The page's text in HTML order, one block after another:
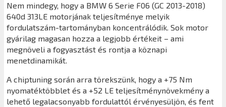
Nem mindegy, hogy a BMW 6 Serie F06 (GC 2013-2018)
640d 313LE motorjának teljesítménye melyik
fordulatszám-tartományban koncentrálódik. Sok motor
gyárilag magasan hozza a legjobb értékeit – ami
megnöveli a fogyasztást és rontja a köznapi
menetdinamikát.
A chiptuning során arra törekszünk, hogy a +75 Nm
nyomatéktöbblet és a +52 LE teljesítménynövekmény a
lehető legalacsonyabb fordulattól érvényesüljön, és fent